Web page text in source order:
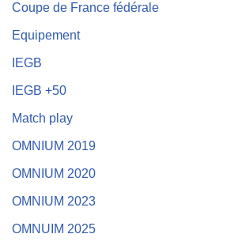
Coupe de France fédérale
Equipement
IEGB
IEGB +50
Match play
OMNIUM 2019
OMNIUM 2020
OMNIUM 2023
OMNUIM 2025